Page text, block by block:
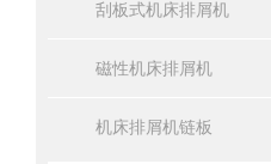
刮板式机床排屑机
磁性机床排屑机
机床排屑机链板